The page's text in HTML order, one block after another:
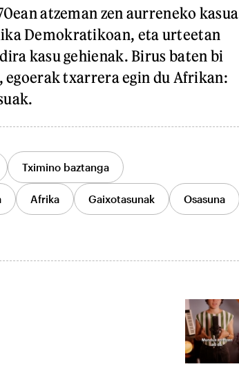
atzeman zen aurreneko kasua
Demokratikoan, eta urteetan
kasu gehienak. Birus baten bi
txarrera egin du Afrikan:
Tximino baztanga
Afrika Gaixotasunak Osasuna